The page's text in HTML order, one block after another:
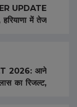
UPDATE
हरियाणा में तेज
2026: आने
का रिजल्ट,